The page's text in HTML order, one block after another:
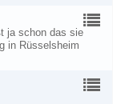
ja schon das sie
in Rüsselsheim